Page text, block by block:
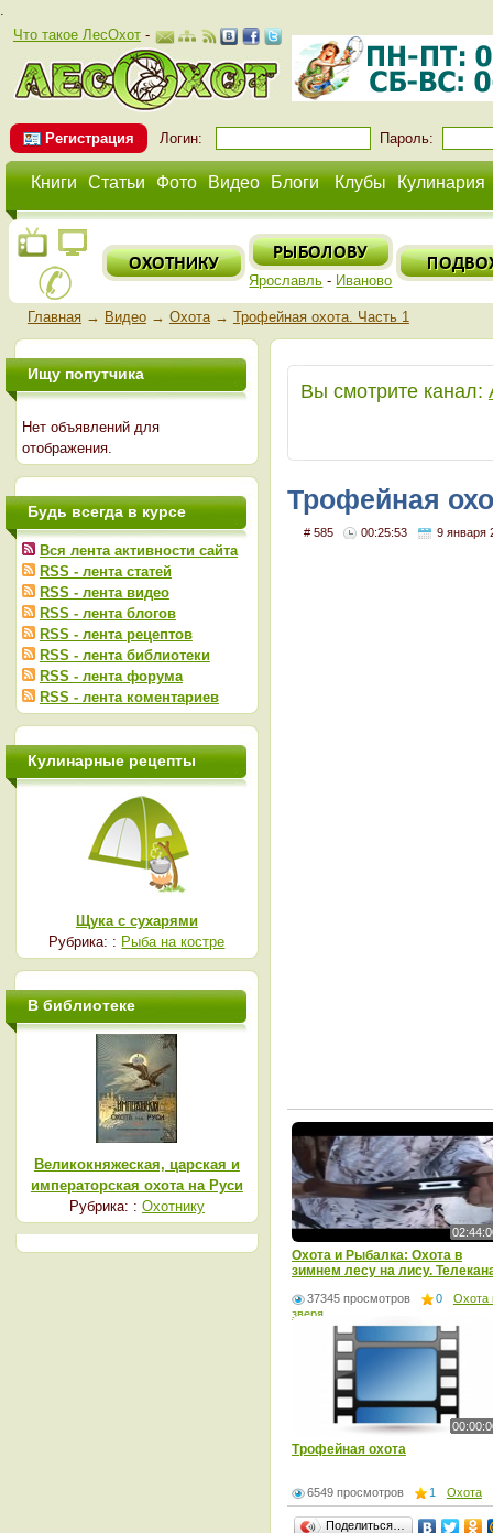
.
Что такое ЛесОхот-
Регистрация Логин: Пароль:
Книги Статьи Фото Видео Блоги Клубы Кулинария
Ярославль - Иваново
Главная→ Видео→ Охота→ Трофейная охота. Часть 1
Вы смотрите канал:
Трофейная
# 585 00:25:53 9 января
Охота и Рыбалка: Охота в
зимнем лесу на лису.
37345 просмотров 0
Охота
зверя
Трофейная охота
6549 просмотров 1 Охота
Поделиться…
Ищу попутчика
Нет объявлений для
отображения.
Будь всегда в курсе
Вся лента активности сайта
RSS - лента статей
RSS - лента видео
RSS - лента блогов
RSS - лента рецептов
RSS - лента библиотеки
RSS - лента форума
RSS - лента коментариев
Кулинарные рецепты
Щука с сухарями
Рубрика: : Рыба на костре
В библиотеке
Великокняжеская, царская и
императорская охота на Руси
Рубрика: : Охотнику